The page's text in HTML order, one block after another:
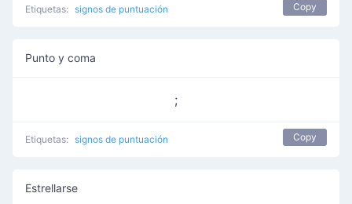
Etiquetas: signos de puntuación Copy
Punto y coma
;
Etiquetas: signos de puntuación Copy
Estrellarse